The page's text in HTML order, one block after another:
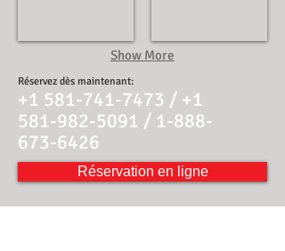
Show More
Réservez dès maintenant:
+1 581-741-7473 / +1
581-982-5091 / 1-888-
673-6426
Réservation en ligne